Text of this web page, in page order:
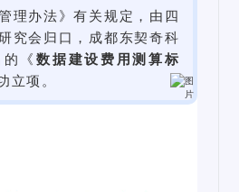
理办法》有关规定，由四
究会归口，成都东契奇科
的《数据建设费用测算标
立项。